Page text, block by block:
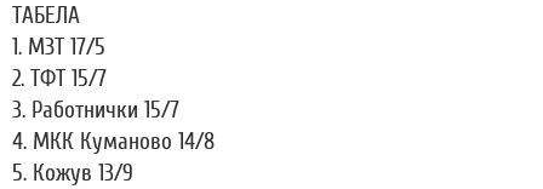
ТАБЕЛА
1. МЗТ 17/5
2. ТФТ 15/7
3. Работнички 15/7
4. МКК Куманово 14/8
5. Кожув 13/9